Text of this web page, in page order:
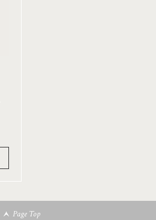
Page Top